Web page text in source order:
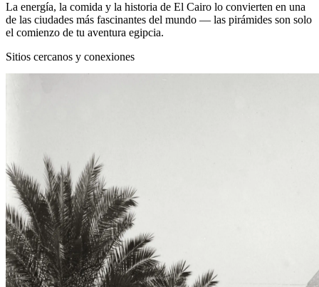
La energía, la comida y la historia de El Cairo lo convierten en una
de las ciudades más fascinantes del mundo — las pirámides son solo
el comienzo de tu aventura egipcia.
Sitios cercanos y conexiones